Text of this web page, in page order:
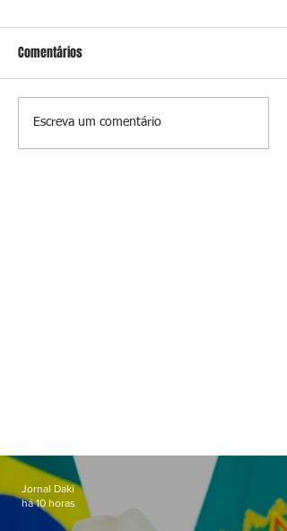
Conceição
Comentários
Escreva um comentário
Jornal Daki
há 10 horas